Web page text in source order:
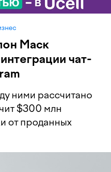
Маск
чат-
ними рассчитано
$300 млн
от проданных